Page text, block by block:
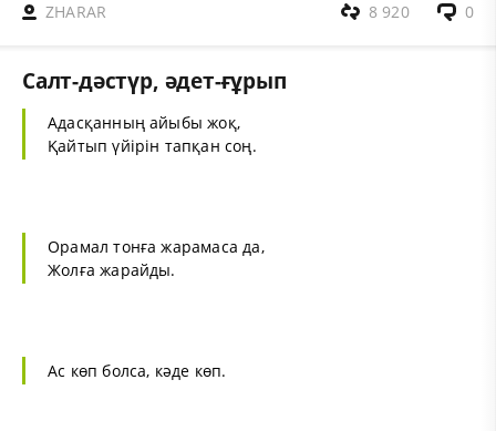
ZHARAR 0
8 920
Салт-дәстүр, әдет-ғұрып
Адасқанның айыбы жоқ,
Қайтып үйірін тапқан соң.
Орамал тонға жарамаса да,
Жолға жарайды.
Ас көп болса, кәде көп.